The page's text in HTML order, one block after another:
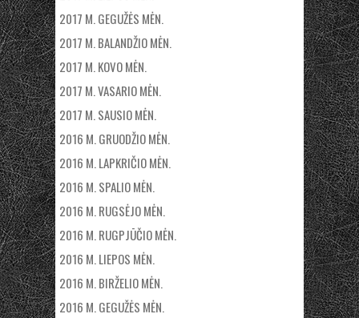
2017 M. GEGUŽĖS MĖN.
2017 M. BALANDŽIO MĖN.
2017 M. KOVO MĖN.
2017 M. VASARIO MĖN.
2017 M. SAUSIO MĖN.
2016 M. GRUODŽIO MĖN.
2016 M. LAPKRIČIO MĖN.
2016 M. SPALIO MĖN.
2016 M. RUGSĖJO MĖN.
2016 M. RUGPJŪČIO MĖN.
2016 M. LIEPOS MĖN.
2016 M. BIRŽELIO MĖN.
2016 M. GEGUŽĖS MĖN.